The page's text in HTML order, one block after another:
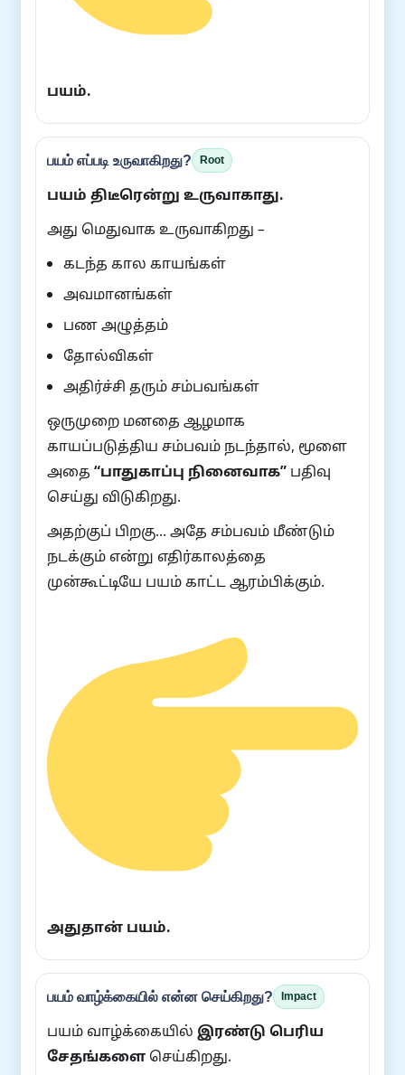
பயம்.
பயம் எப்படி உருவாகிறது? Root
பயம் திடீரென்று உருவாகாது.
அது மெதுவாக உருவாகிறது –
கடந்த கால காயங்கள்
அவமானங்கள்
பண அழுத்தம்
தோல்விகள்
அதிர்ச்சி தரும் சம்பவங்கள்
ஒருமுறை மனதை ஆழமாக
காயப்படுத்திய சம்பவம் நடந்தால், மூளை
அதை “பாதுகாப்பு நினைவாக” பதிவு
செய்து விடுகிறது.
அதற்குப் பிறகு… அதே சம்பவம் மீண்டும்
நடக்கும் என்று எதிர்காலத்தை
முன்கூட்டியே பயம் காட்ட ஆரம்பிக்கும்.
அதுதான் பயம்.
பயம் வாழ்க்கையில் என்ன செய்கிறது? Impact
பயம் வாழ்க்கையில் இரண்டு பெரிய
சேதங்களை செய்கிறது.